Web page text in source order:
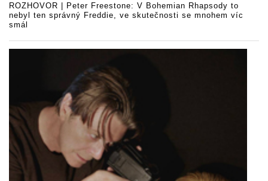
ROZHOVOR | Peter Freestone: V Bohemian Rhapsody to
nebyl ten správný Freddie, ve skutečnosti se mnohem víc
smál